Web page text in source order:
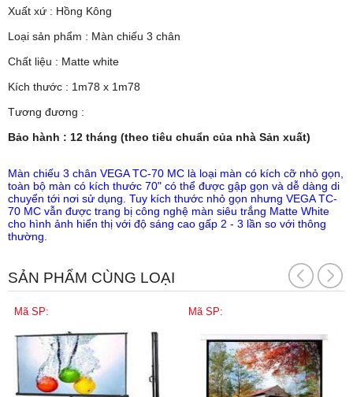
Xuất xứ : Hồng Kông
Loại sản phẩm : Màn chiếu 3 chân
Chất liệu : Matte white
Kích thước : 1m78 x 1m78
Tương đương :
Bảo hành : 12 tháng (theo tiêu chuẩn của nhà Sản xuất)
Màn chiếu 3 chân VEGA TC-70 MC là loại màn có kích cỡ nhỏ gọn,
toàn bộ màn có kích thước 70" có thể được gập gọn và dễ dàng di
chuyển tới nơi sử dụng. Tuy kích thước nhỏ gọn nhưng VEGA TC-
70 MC vẫn được trang bị công nghệ màn siêu trắng Matte White
cho hình ảnh hiển thị với độ sáng cao gấp 2 - 3 lần so với thông
thường.
SẢN PHẨM CÙNG LOẠI
Mã SP: Mã SP: